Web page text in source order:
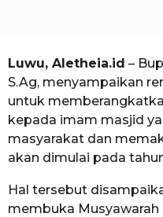
Luwu, Aletheia.id –
S.Ag, menyampaikan
untuk
kepada imam masjid
masyarakat dan
akan dimulai pada
Hal tersebut
membuka Musyawarah